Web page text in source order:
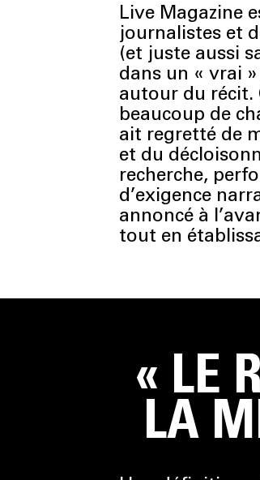
Live Magazine
journalistes et
(et juste aussi
dans un « vrai
autour du récit.
beaucoup de
ait regretté de
et du
recherche,
d’exigence
annoncé à
tout en
« LE
LA